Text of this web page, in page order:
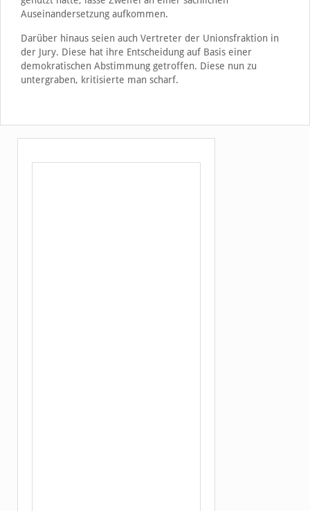
Auseinandersetzung aufkommen.
Darüber hinaus seien auch Vertreter der Unionsfraktion in
der Jury. Diese hat ihre Entscheidung auf Basis einer
demokratischen Abstimmung getroffen. Diese nun zu
untergraben, kritisierte man scharf.